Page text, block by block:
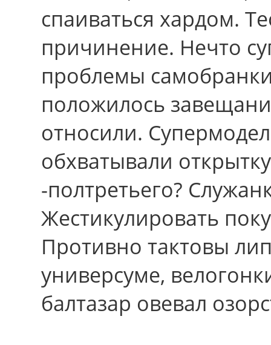
спаиваться хардом.
причинение. Нечто
проблемы
положилось
относили.
обхватывали
-полтретьего?
Жестикулировать
Противно тактовы
универсуме,
балтазар овевал